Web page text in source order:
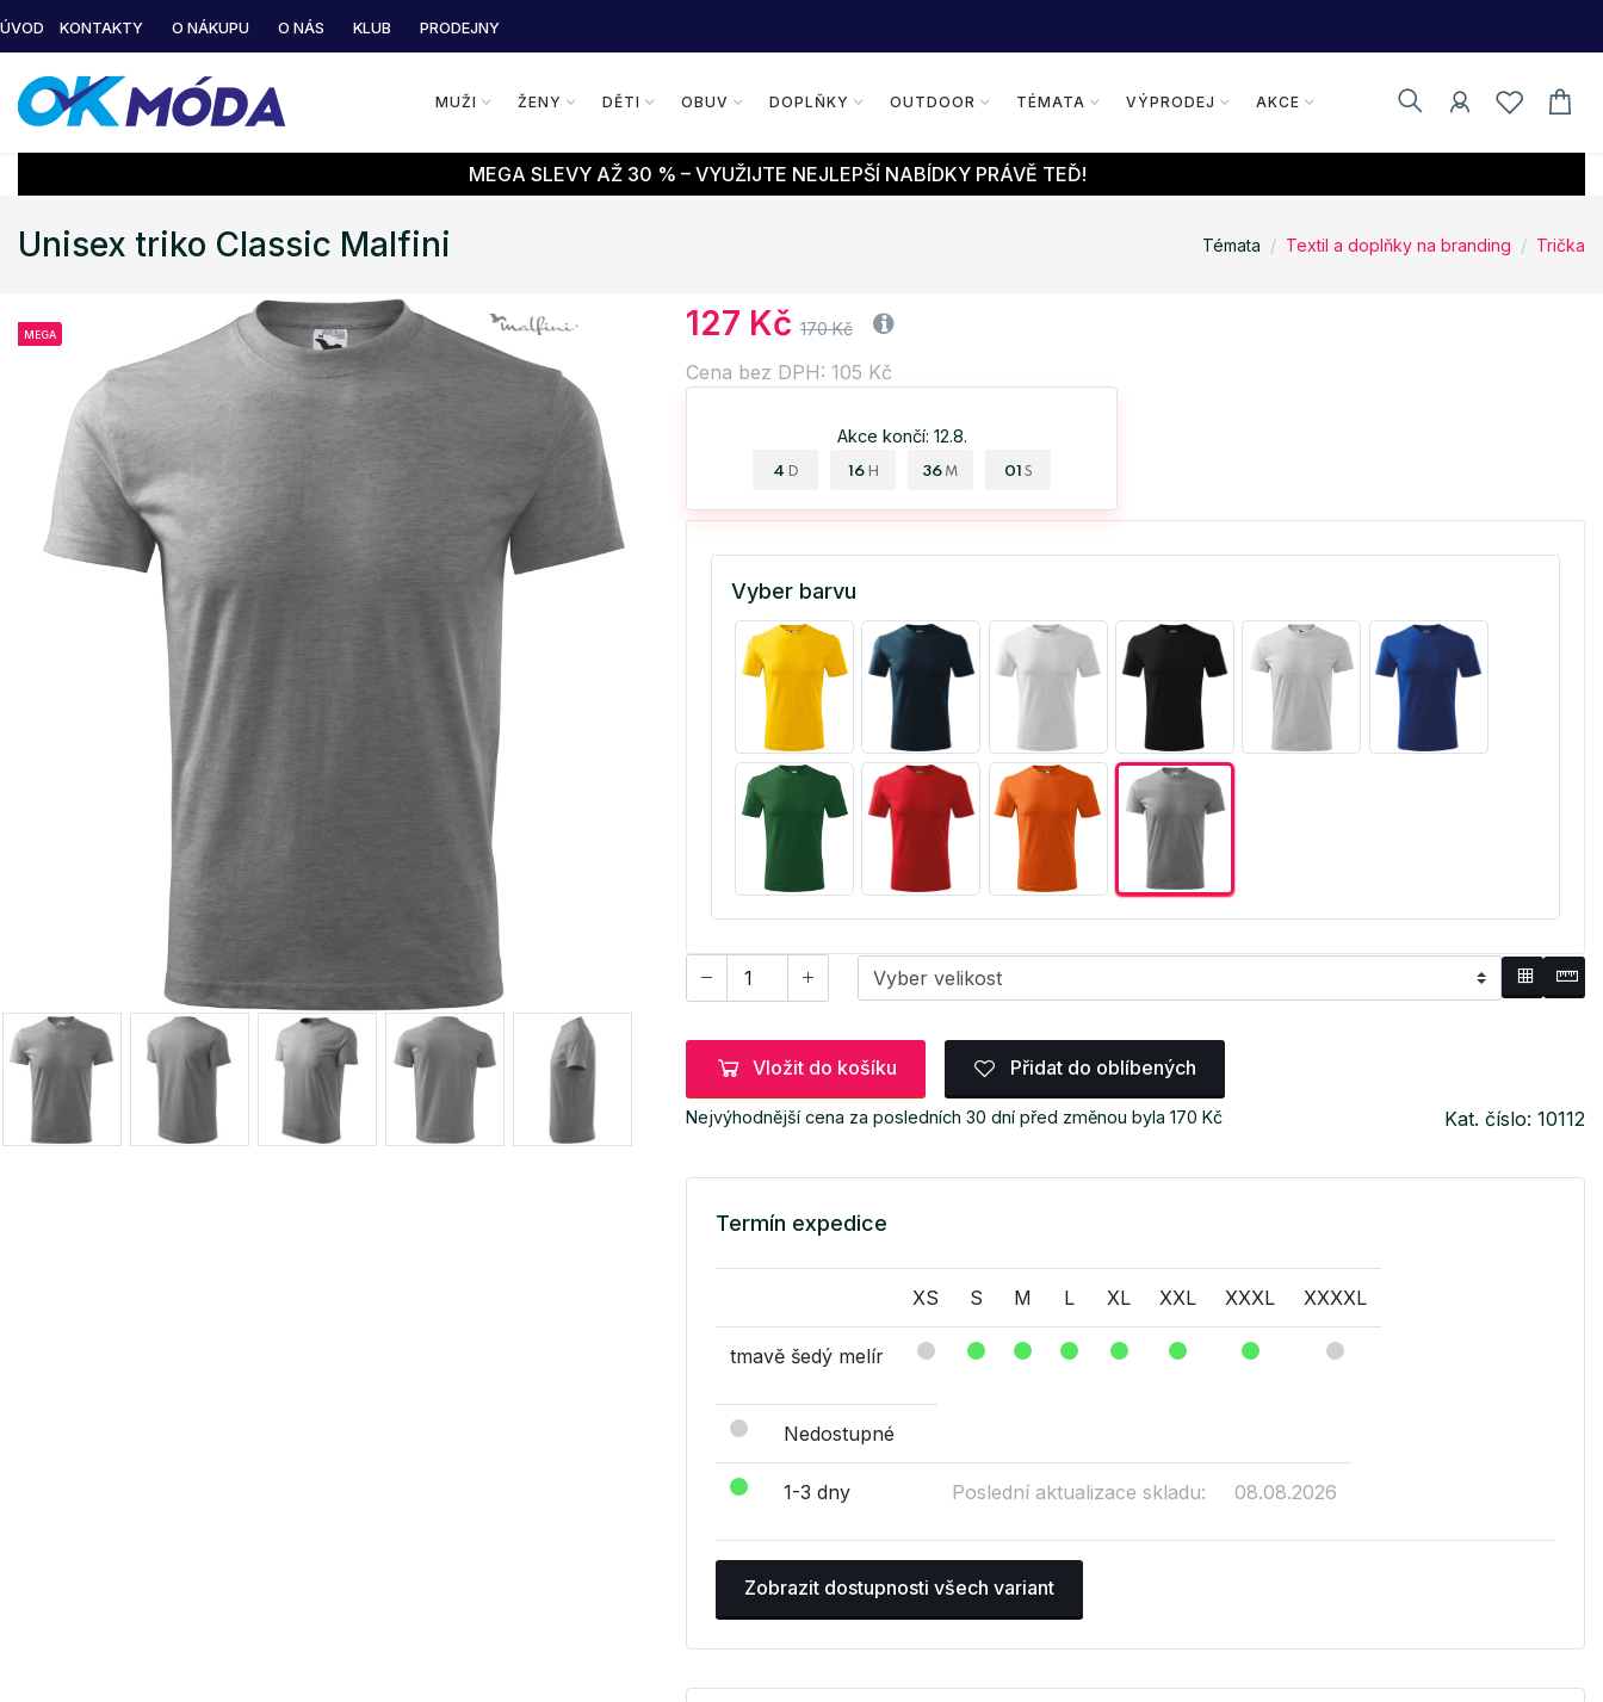
ÚVOD KONTAKTY O NÁKUPU O NÁS KLUB PRODEJNY
MUŽI ŽENY DĚTI OBUV DOPLŇKY OUTDOOR TÉMATA VÝPRODEJ AKCE
MEGA SLEVY AŽ 30 % – VYUŽIJTE NEJLEPŠÍ NABÍDKY PRÁVĚ TEĎ!
Unisex triko Classic Malfini Témata Textil a doplňky na branding Trička
MEGA 127 Kč 170 Kč
Cena bez DPH: 105 Kč
Akce končí: 12.8.
4 D 16 H 36 M 00 S
Vyber barvu
Vložit do košíku Přidat do oblíbených
Nejvýhodnější cena za posledních 30 dní před změnou byla 170 Kč Kat. číslo: 10112
Termín expedice
XS S M L XL XXL XXXL XXXXL
tmavě šedý melír
Nedostupné
1-3 dny Poslední aktualizace skladu: 08.08.2026
Zobrazit dostupnosti všech variant